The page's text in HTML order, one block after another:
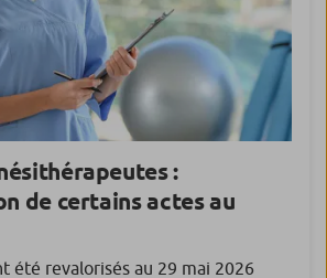
:
de certains actes au
été revalorisés au 29 mai 2026